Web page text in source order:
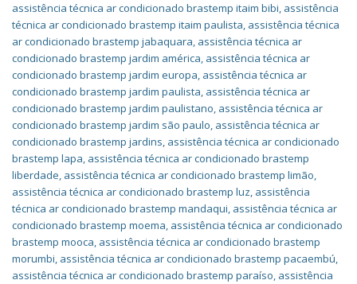
assistência técnica ar condicionado brastemp itaim bibi, assistência
técnica ar condicionado brastemp itaim paulista, assistência técnica
ar condicionado brastemp jabaquara, assistência técnica ar
condicionado brastemp jardim américa, assistência técnica ar
condicionado brastemp jardim europa, assistência técnica ar
condicionado brastemp jardim paulista, assistência técnica ar
condicionado brastemp jardim paulistano, assistência técnica ar
condicionado brastemp jardim são paulo, assistência técnica ar
condicionado brastemp jardins, assistência técnica ar condicionado
brastemp lapa, assistência técnica ar condicionado brastemp
liberdade, assistência técnica ar condicionado brastemp limão,
assistência técnica ar condicionado brastemp luz, assistência
técnica ar condicionado brastemp mandaqui, assistência técnica ar
condicionado brastemp moema, assistência técnica ar condicionado
brastemp mooca, assistência técnica ar condicionado brastemp
morumbi, assistência técnica ar condicionado brastemp pacaembú,
assistência técnica ar condicionado brastemp paraíso, assistência